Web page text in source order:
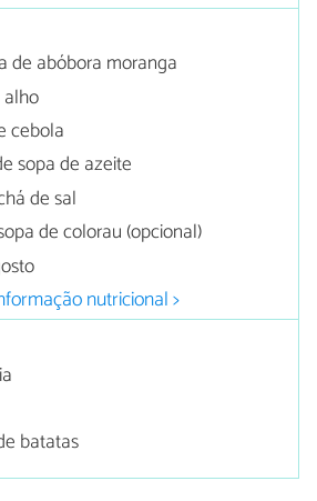
de abóbora moranga
cebola
sopa de azeite
de sal
de colorau (opcional)
nutricional >
batatas